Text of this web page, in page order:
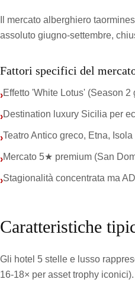
Il mercato alberghiero
assoluto giugno-settembre,
Fattori specifici del
›Effetto 'White Lotus' (Season
›Destination luxury Sicilia per
›Teatro Antico greco, Etna,
›Mercato 5★ premium (San
›Stagionalità concentrata ma
Caratteristiche
Gli hotel 5 stelle e lusso
16-18× per asset trophy